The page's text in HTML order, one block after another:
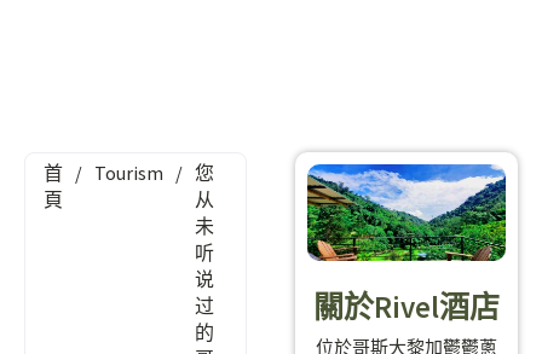
首
頁
/ Tourism / 您
从
未
听
说
过
的
關於Rivel酒店
位於哥斯大黎加鬱鬱蔥